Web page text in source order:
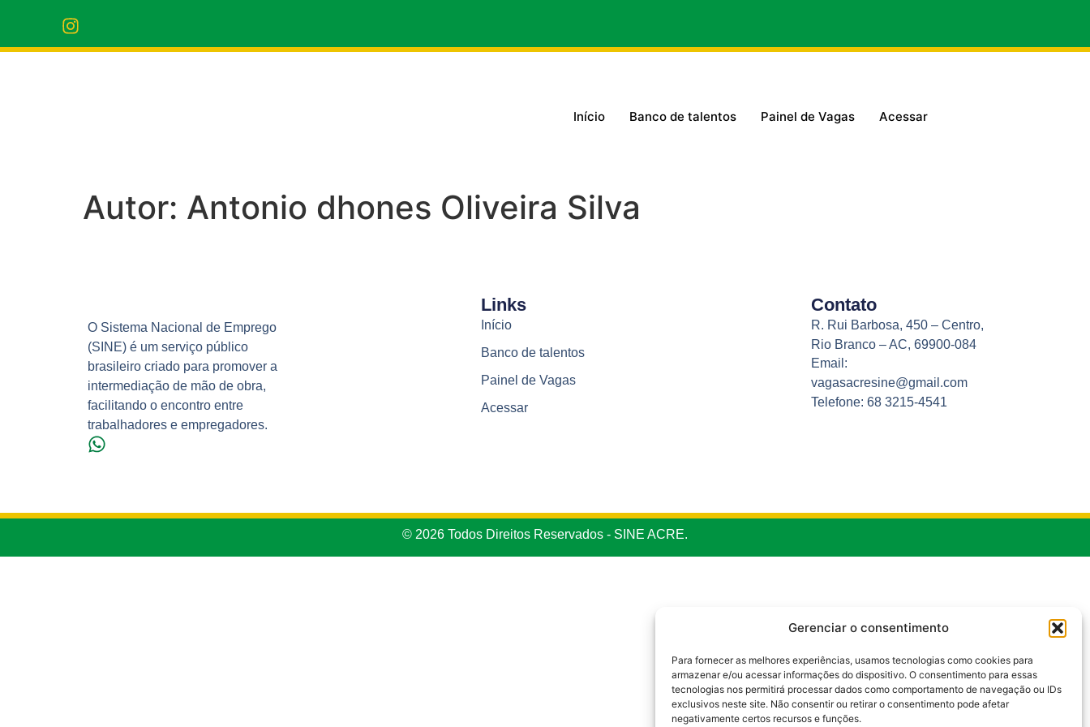
Gerenciar o consentimento
Para fornecer as melhores experiências, usamos tecnologias como cookies para
armazenar e/ou acessar informações do dispositivo. O consentimento para essas
tecnologias nos permitirá processar dados como comportamento de navegação ou IDs
exclusivos neste site. Não consentir ou retirar o consentimento pode afetar
negativamente certos recursos e funções.
Início Banco de talentos Painel de Vagas Acessar
Autor: Antonio dhones Oliveira Silva
O Sistema Nacional de Emprego
(SINE) é um serviço público
brasileiro criado para promover a
intermediação de mão de obra,
facilitando o encontro entre
trabalhadores e empregadores.
Links
Início
Banco de talentos
Painel de Vagas
Acessar
Contato
R. Rui Barbosa, 450 – Centro,
Rio Branco – AC, 69900-084
Email:
vagasacresine@gmail.com
Telefone: 68 3215-4541
© 2026 Todos Direitos Reservados - SINE ACRE.